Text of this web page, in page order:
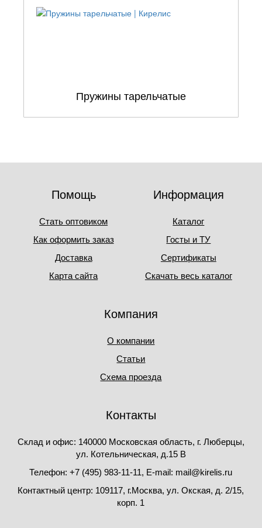
Пружины тарельчатые
Помощь
Стать оптовиком
Как оформить заказ
Доставка
Карта сайта
Информация
Каталог
Госты и ТУ
Сертификаты
Скачать весь каталог
Компания
О компании
Статьи
Схема проезда
Контакты
Склад и офис: 140000 Московская область, г. Люберцы,
ул. Котельническая, д.15 В
Телефон: +7 (495) 983-11-11, Е-mail: mail@kirelis.ru
Контактный центр: 109117, г.Москва, ул. Окская, д. 2/15,
корп. 1